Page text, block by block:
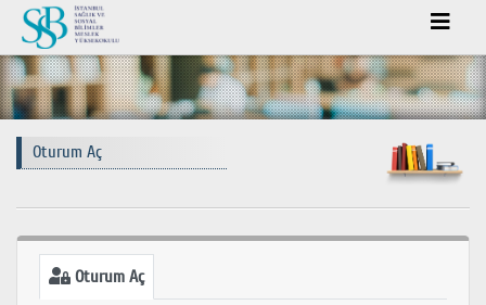
Oturum Aç
Oturum Aç